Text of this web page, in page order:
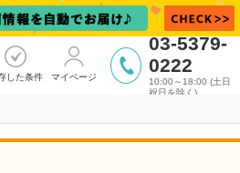
した条件 マイページ
03-5379-
0222
10:00～18:00 (土日
祝日を除く)